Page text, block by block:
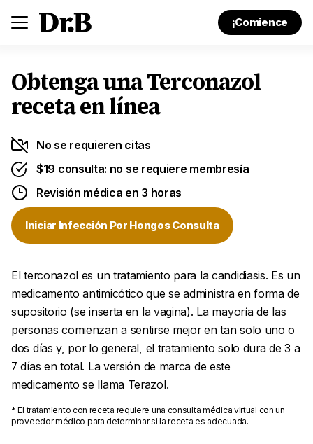
¡Comience
Obtenga una Terconazol
receta en línea
No se requieren citas
$19 consulta: no se requiere membresía
Revisión médica en 3 horas
Iniciar Infección Por Hongos Consulta
El terconazol es un tratamiento para la candidiasis. Es un
medicamento antimicótico que se administra en forma de
supositorio (se inserta en la vagina). La mayoría de las
personas comienzan a sentirse mejor en tan solo uno o
dos días y, por lo general, el tratamiento solo dura de 3 a
7 días en total. La versión de marca de este
medicamento se llama Terazol.
* El tratamiento con receta requiere una consulta médica virtual con un
proveedor médico para determinar si la receta es adecuada.